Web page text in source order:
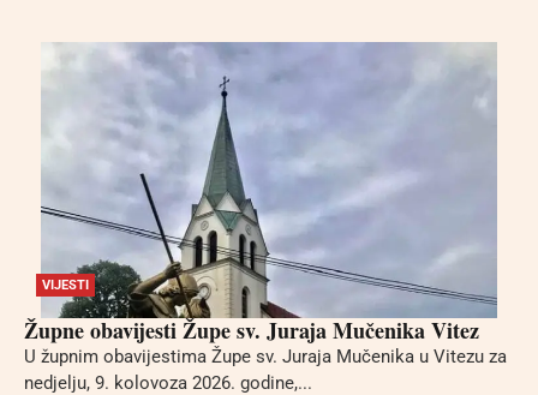
VIJESTI
Župne obavijesti Župe sv. Juraja Mučenika Vitez
U župnim obavijestima Župe sv. Juraja Mučenika u Vitezu za
nedjelju, 9. kolovoza 2026. godine,...